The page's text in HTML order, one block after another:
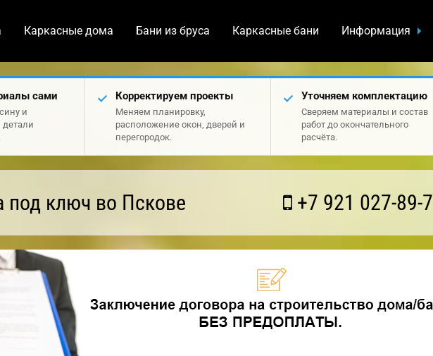
Каркасные дома Бани из бруса Каркасные бани Информация
сами
и
детали
Корректируем проекты
Меняем планировку,
расположение окон, дверей и
перегородок.
Уточняем комплектацию
Сверяем материалы и состав
работ до окончательного
расчёта.
ключ во Пскове +7 921 027-89-